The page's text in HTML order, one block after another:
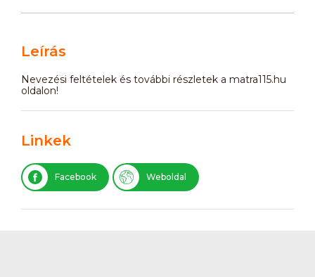
Leírás
Nevezési feltételek és további részletek a matra115.hu
oldalon!
Linkek
Facebook Weboldal